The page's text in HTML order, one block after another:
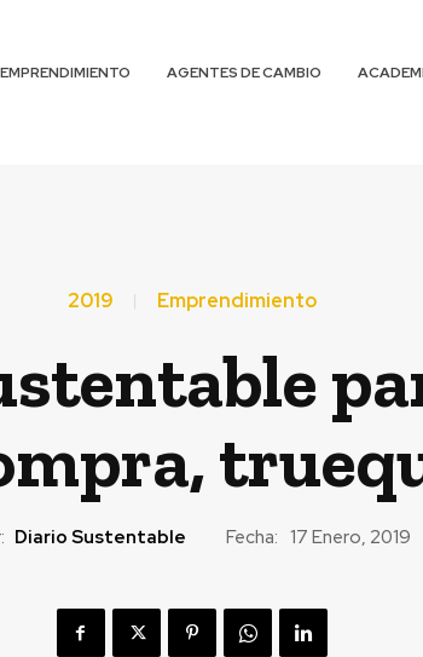
EMPRENDIMIENTO AGENTES DE CAMBIO
2019 Emprendimiento
Diario Sustentable Fecha: 17 Enero, 2019